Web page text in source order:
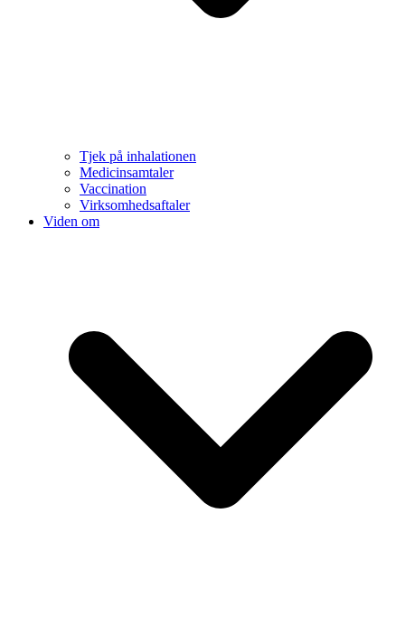
Tjek på inhalationen
Medicinsamtaler
Vaccination
Virksomhedsaftaler
Viden om